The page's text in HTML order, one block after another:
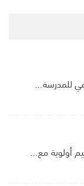
للمدرسة…
أولوية مع…